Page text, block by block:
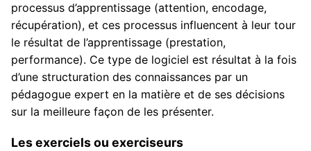
processus d’apprentissage (attention, encodage,
récupération), et ces processus influencent à leur tour
le résultat de l’apprentissage (prestation,
performance). Ce type de logiciel est résultat à la fois
d’une structuration des connaissances par un
pédagogue expert en la matière et de ses décisions
sur la meilleure façon de les présenter.
Les exerciels ou exerciseurs